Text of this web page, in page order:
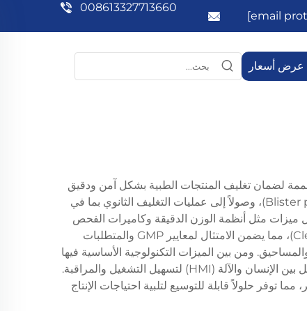
008613327713660
أسعار
لضمان تغليف المنتجات الطبية بشكل آمن ودقيق
وكفء. تقوم هذه الأنظمة المتطورة بتنفيذ مهام متنوعة بدءاً من التغليف الأولي مثل تعبئة الزجاجات والشرائط الفقاعية (Blister packs)، وصولاً إلى عمليات التغليف الثانوي بما في
مثل أنظمة الوزن الدقيقة وكاميرات الفحص
الآلي وآليات منع التلوث. كما تحتوي معدات التغليف الحديثة في كثير من الأحيان على توافق مع غرف النظافة (Clean Rooms)، مما يضمن الامتثال لمعايير GMP والمتطلبات
ومن بين الميزات التكنولوجية الأساسية فيها
وجود آليات تعمل بمحركات سيرفو (Servo-driven) للتحكم الدقيق في الحركة وأنظمة رفض آلية لضمان الجودة وواجهات تشغيل بين الإنسان والآلة (HMI) لتسهيل التشغيل والمراقبة.
توفر حلولاً قابلة للتوسيع لتلبية احتياجات الإنتاج